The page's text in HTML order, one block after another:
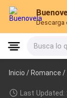
Descarga
Busca lo
Inicio /Romance /
Last Updated: